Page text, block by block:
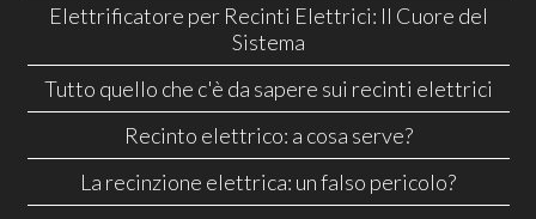
Elettrificatore per Recinti Elettrici: Il Cuore del
Sistema
Tutto quello che c'è da sapere sui recinti elettrici
Recinto elettrico: a cosa serve?
La recinzione elettrica: un falso pericolo?